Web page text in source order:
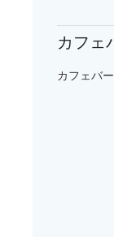
カフェ
カフェバ